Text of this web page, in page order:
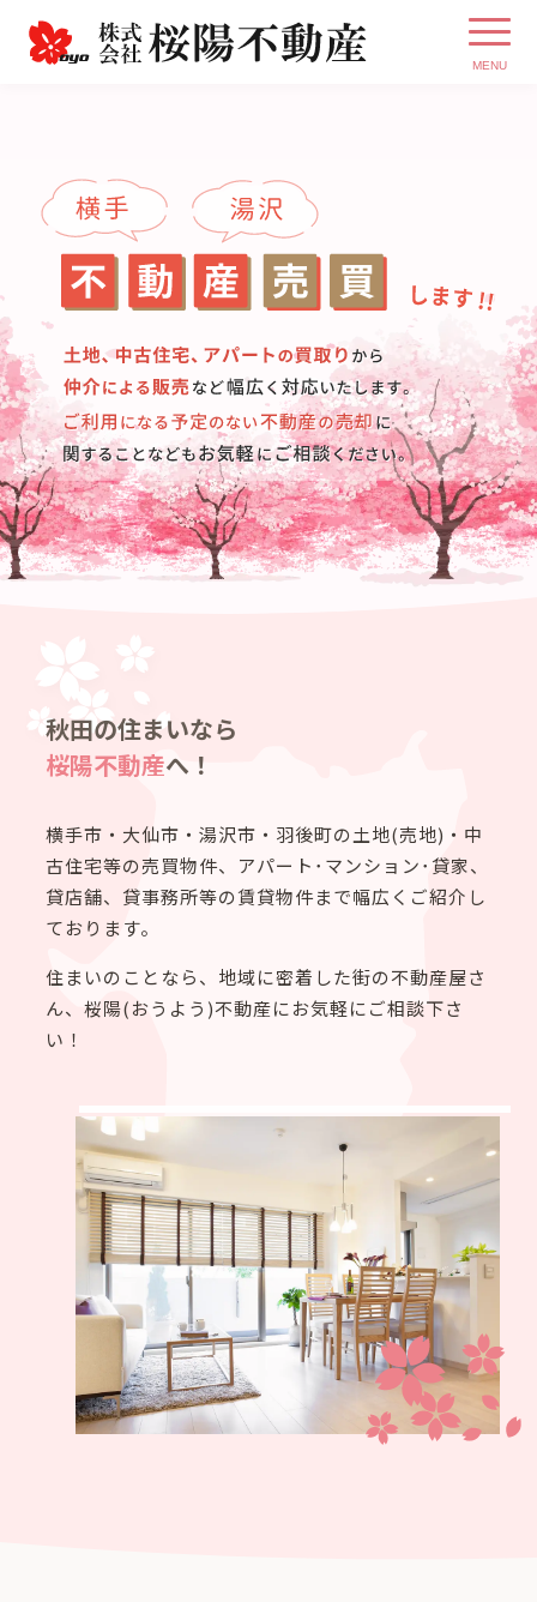
秋田の住まいなら
桜陽不動産へ！
横手市・大仙市・湯沢市・羽後町の土地(売地)・中
古住宅等の売買物件、アパート･マンション･貸家、
貸店舗、貸事務所等の賃貸物件まで幅広くご紹介し
ております。
住まいのことなら、地域に密着した街の不動産屋さ
ん、桜陽(おうよう)不動産にお気軽にご相談下さ
い！